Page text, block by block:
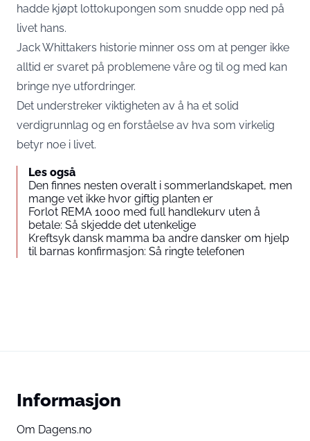
hadde kjøpt lottokupongen som snudde opp ned på
livet hans.
Jack Whittakers historie minner oss om at penger ikke
alltid er svaret på problemene våre og til og med kan
bringe nye utfordringer.
Det understreker viktigheten av å ha et solid
verdigrunnlag og en forståelse av hva som virkelig
betyr noe i livet.
Les også
Den finnes nesten overalt i sommerlandskapet, men
mange vet ikke hvor giftig planten er
Forlot REMA 1000 med full handlekurv uten å
betale: Så skjedde det utenkelige
Kreftsyk dansk mamma ba andre dansker om hjelp
til barnas konfirmasjon: Så ringte telefonen
Informasjon
Om Dagens.no